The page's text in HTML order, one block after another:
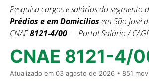
Pesquisa cargos e salários do segmento
Prédios e em Domicílios em São José
CNAE8121-4/00— Portal Salário /
CNAE 8121-4/
Atualizado em 03 agosto de 2026 • 851